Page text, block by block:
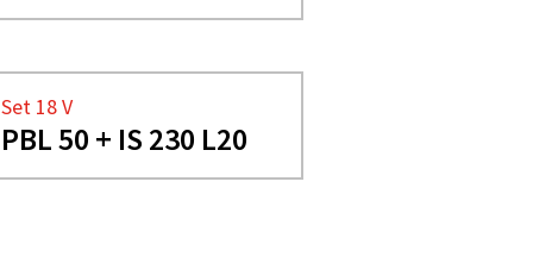
Set 18 V
PBL 50 + IS 230 L20